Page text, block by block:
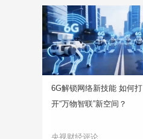
6G解锁网络新技能 如何打
开“万物智联”新空间？
央视财经评论